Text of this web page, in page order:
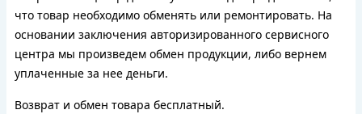
что товар необходимо обменять или ремонтировать. На
основании заключения авторизированного сервисного
центра мы произведем обмен продукции, либо вернем
уплаченные за нее деньги.
Возврат и обмен товара бесплатный.